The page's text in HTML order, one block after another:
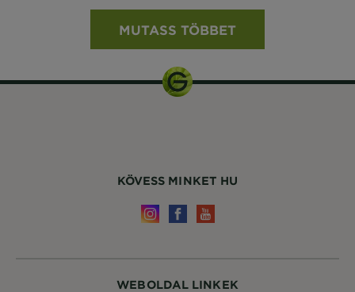
MUTASS TÖBBET
WEBOLDAL LINKEK
KÖVESS MINKET HU